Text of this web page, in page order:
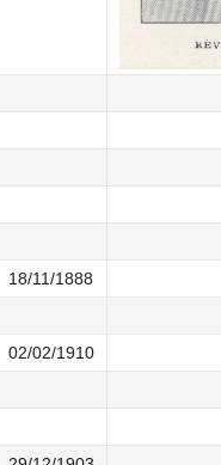
18/11/1888
02/02/1910